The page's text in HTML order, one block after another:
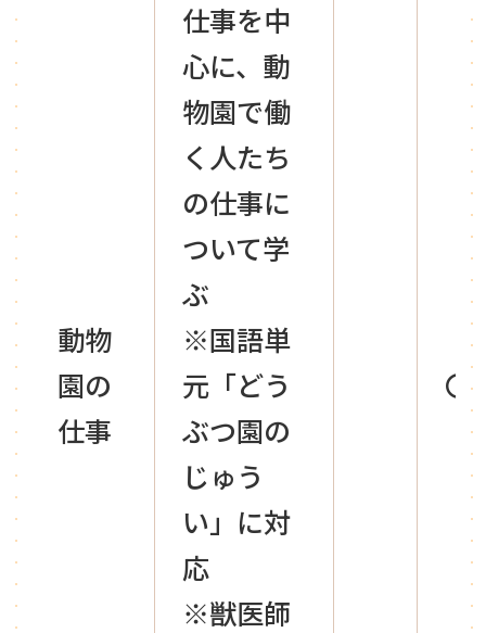
動物
園の
仕事
仕事を中
心に、動
物園で働
く人たち
の仕事に
ついて学
ぶ
※国語単
元「どう
ぶつ園の
じゅう
い」に対
応
※獣医師
〇